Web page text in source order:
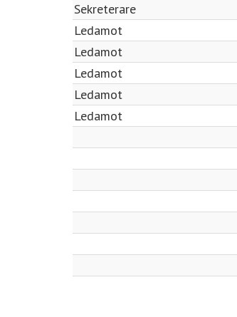
Sekreterare
Ledamot
Ledamot
Ledamot
Ledamot
Ledamot